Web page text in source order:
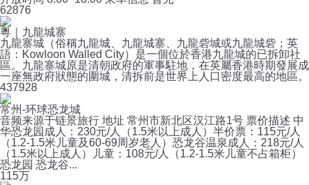
62876
粵｜九龍城寨
九龍寨城（俗稱九龍城、九龍城寨、九龍砦城或九龍城砦；英
語：Kowloon Walled City）是一個位於香港九龍城的已拆卸社
區。九龍寨城原是清朝政府的軍事駐地，在英屬香港時期發展成
一座無政府狀態的圍城，清拆前是世界上人口密度最高的地區。
437928
常州-环球恐龙城
音频来源于链景旅行 地址 常州市新北区汉江路1号 票价描述 中
华恐龙园成人：230元/人（1.5米以上成人）半价票：115元/人
（1.2-1.5米儿童及60-69周岁老人）恐龙谷温泉成人：218元/人
（1.5米以上成人）儿童：108元/人（1.2-1.5米儿童不占箱柜）
恐龙园 恐龙谷...
115万